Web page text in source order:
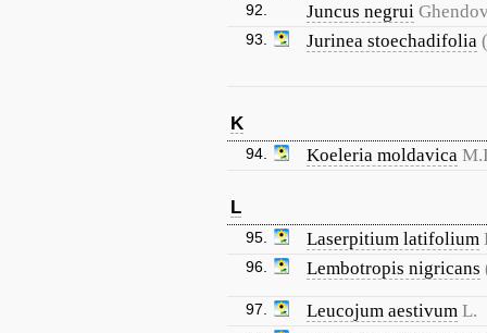
92. Juncus negrui
93. Jurinea stoechadifolia
K
94. Koeleria moldavica
L
95. Laserpitium latifolium
96. Lembotropis nigricans
97. Leucojum aestivum L.